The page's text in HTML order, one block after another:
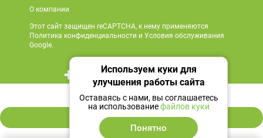
11 853 ₽
В корзину
О компании
Этот сайт защищен reCAPTCHA, к нему применяются
Политика конфиденциальности и Условия обслуживания
Google.
+7 495 419 18 18
Мы в социальных сетях
Используем куки для
улучшения работы сайта
Оставаясь с нами, вы соглашаетесь
на использованиефайлов куки
Понятно